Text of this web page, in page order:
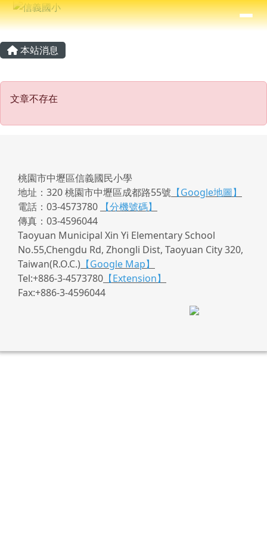
跳至主內容區
信義國小
⏸
導覽列
主內容區域
本站消息
文章不存在
文章不存在
頁尾區域
桃園市中壢區信義國民小學
地址：320 桃園市中壢區成都路55號 【Google地圖】
電話：03-4573780
【分機號碼】
傳真：03-4596044
Taoyuan Municipal Xin Yi Elementary School
No.55,Chengdu Rd, Zhongli Dist, Taoyuan City 320,
Taiwan(R.O.C.) 【Google Map】
Tel:+886-3-4573780 【Extension】
Fax:+886-3-4596044